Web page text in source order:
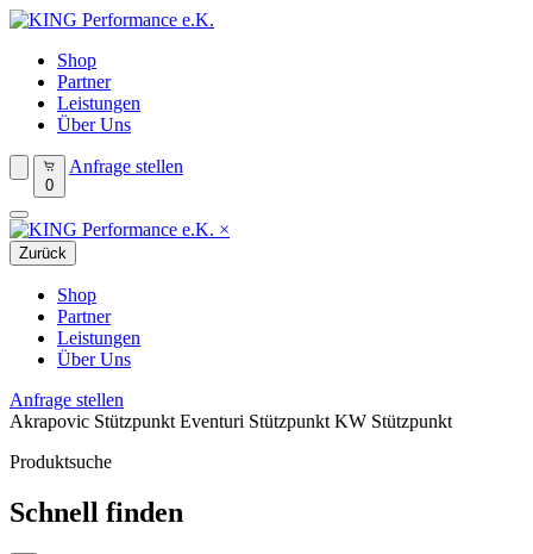
Shop
Partner
Leistungen
Über Uns
0
Anfrage stellen
×
Zurück
Shop
Partner
Leistungen
Über Uns
Anfrage stellen
Akrapovic Stützpunkt Eventuri Stützpunkt KW Stützpunkt
Produktsuche
Schnell finden